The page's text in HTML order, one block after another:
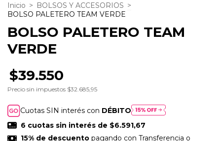
Inicio > BOLSOS Y ACCESORIOS >
BOLSO PALETERO TEAM VERDE
BOLSO PALETERO TEAM
VERDE
$39.550
Precio sin impuestos $32.685,95
Cuotas SIN interés con DÉBITO
6 cuotas sin interés de $6.591,67
15% de descuentopagando con Transferencia o